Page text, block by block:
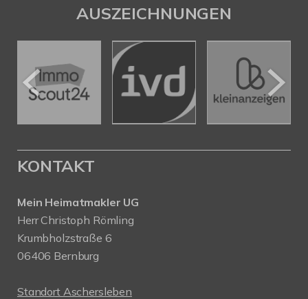
AUSZEICHNUNGEN
KONTAKT
Mein Heimatmakler UG
Herr Christoph Römling
Krumbholzstraße 6
06406 Bernburg
Standort Aschersleben